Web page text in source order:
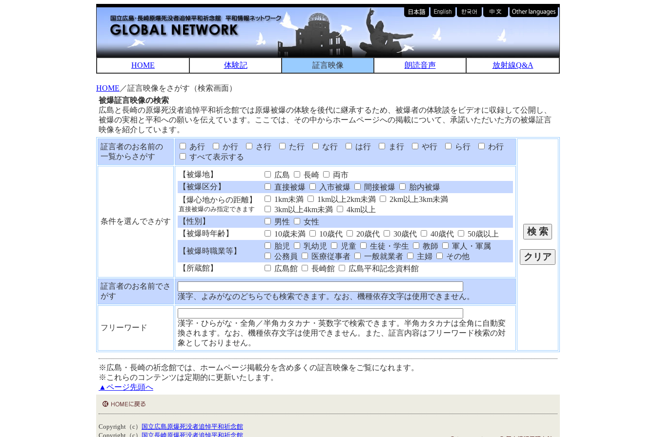
HOME 体験記 証言映像 朗読音声 放射線Q&A
HOME ／証言映像をさがす（検索画面）
被爆証言映像の検索
広島と長崎の原爆死没者追悼平和祈念館では原爆被爆の体験を後代に継承するため、被爆者の体験談をビデオに収録して公開し、
被爆の実相と平和への願いを伝えています。ここでは、その中からホームページへの掲載について、承諾いただいた方の被爆証言
映像を紹介しています。
証言者のお名前の
一覧からさがす
あ行 か行 さ行 た行 な行 は行 ま行 や行 ら行
わ行
すべて表示する
条件を選んでさがす
【被爆地】 広島 長崎
両市
【被爆区分】
直接被爆 入市被爆 間接被爆
胎内被爆
【爆心地からの距離】
直接被爆のみ指定できます
1km未満 1km以上2km未満
2km以上3km未満
3km以上4km未満
4km以上
【性別】
男性
女性
【被爆時年齢】
10歳未満 10歳代 20歳代 30歳代 40歳代 50歳以上
【被爆時職業等】
胎児 乳幼児 児童 生徒・学生 教師
軍人・軍属
公務員
医療従事者 一般就業者 主婦
その他
【所蔵館】
広島館 長崎館 広島平和記念資料館
証言者のお名前でさ
がす
漢字、よみがなのどちらでも検索できます。なお、機種依存文字は使用できません。
フリーワード
漢字・ひらがな・全角／半角カタカナ・英数字で検索できます。半角カタカナは全角に自動変
換されます。なお、機種依存文字は使用できません。また、証言内容はフリーワード検索の対
象としておりません。
※広島・長崎の祈念館では、ホームページ掲載分を含め多くの証言映像をご覧になれます。
※これらのコンテンツは定期的に更新いたします。
▲ページ先頭へ
Copyright（c）
国立広島原爆死没者追悼平和祈念館
Copyright（c）
国立長崎原爆死没者追悼平和祈念館